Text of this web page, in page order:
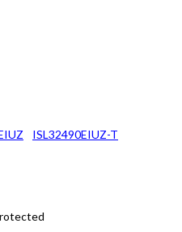
ISL32490EIUZ-T